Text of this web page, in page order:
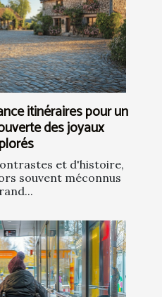
itinéraires pour un
des joyaux
et d'histoire,
souvent méconnus